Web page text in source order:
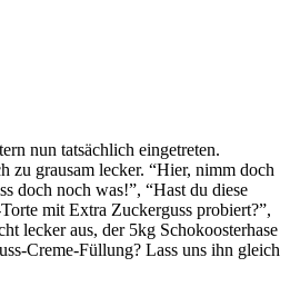
nun tatsächlich eingetreten.
zu grausam lecker. “Hier, nimm doch
doch noch was!”, “Hast du diese
mit Extra Zuckerguss probiert?”,
lecker aus, der 5kg Schokoosterhase
Creme-Füllung? Lass uns ihn gleich